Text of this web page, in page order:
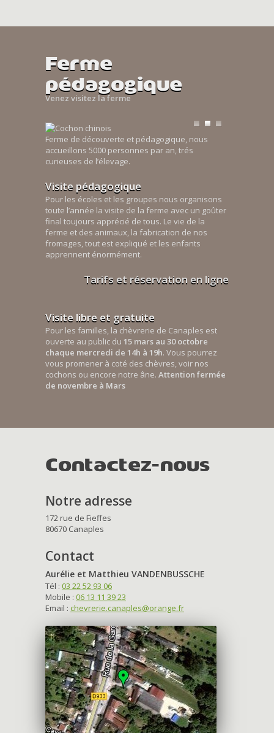
Ferme
pédagogique
Venez visitez la ferme
Ferme de découverte et pédagogique, nous
accueillons 5000 personnes par an, trés
curieuses de l’élevage.
Visite pédagogique
Pour les écoles et les groupes nous organisons
toute l’année la visite de la ferme avec un goûter
final toujours apprécié de tous. Le vie de la
ferme et des animaux, la fabrication de nos
fromages, tout est expliqué et les enfants
apprennent énormément.
Tarifs et réservation en ligne
Visite libre et gratuite
Pour les familles, la chèvrerie de Canaples est
ouverte au public du 15 mars au 30 octobre
chaque mercredi de 14h à 19h. Vous pourrez
vous promener à coté des chèvres, voir nos
cochons ou encore notre âne. Attention fermée
de novembre à Mars
Contactez-nous
Notre adresse
172 rue de Fieffes
80670 Canaples
Contact
Aurélie et Matthieu VANDENBUSSCHE
Tél : 03 22 52 93 06
Mobile : 06 13 11 39 23
Email : chevrerie.canaples@orange.fr